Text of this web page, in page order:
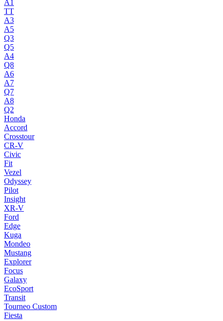
A1
TT
A3
A5
Q3
Q5
A4
Q8
A6
A7
Q7
A8
Q2
Honda
Accord
Crosstour
CR-V
Civic
Fit
Vezel
Odyssey
Pilot
Insight
XR-V
Ford
Edge
Kuga
Mondeo
Mustang
Explorer
Focus
Galaxy
EcoSport
Transit
Tourneo Custom
Fiesta